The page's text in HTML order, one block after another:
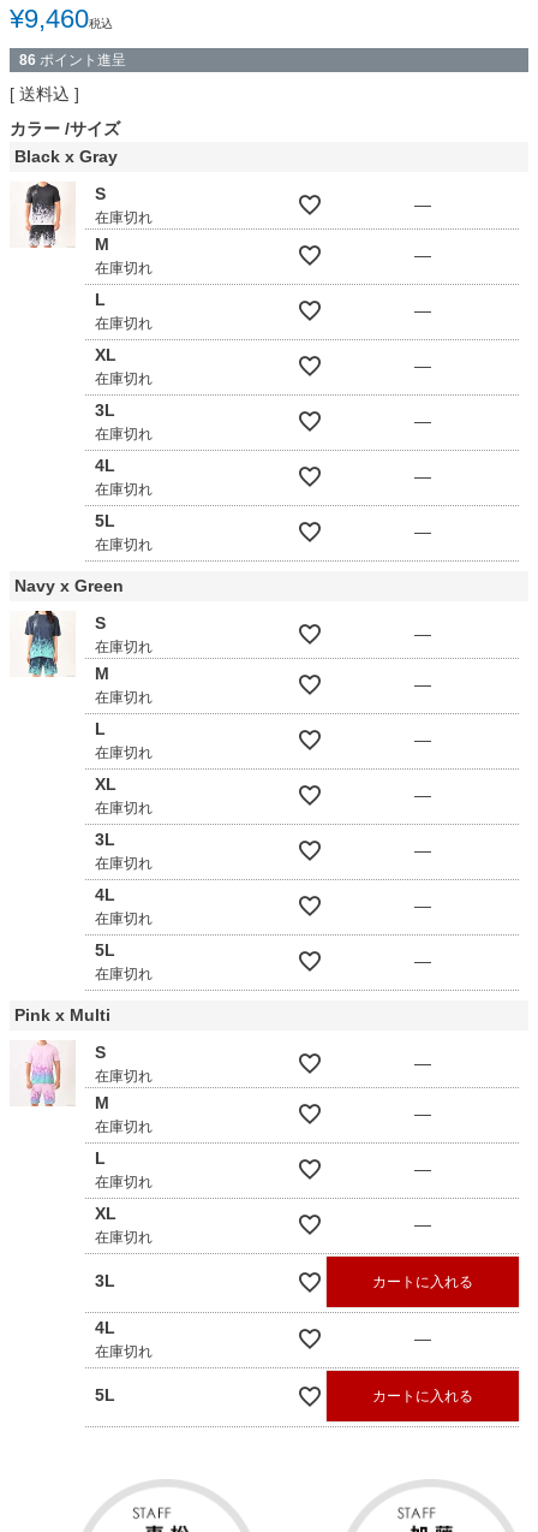
¥9,460税込
86 ポイント進呈
送料込
カラー サイズ
Black x Gray
S
在庫切れ
—
M
在庫切れ
—
L
在庫切れ
—
XL
在庫切れ
—
3L
在庫切れ
—
4L
在庫切れ
—
5L
在庫切れ
—
Navy x Green
S
在庫切れ
—
M
在庫切れ
—
L
在庫切れ
—
XL
在庫切れ
—
3L
在庫切れ
—
4L
在庫切れ
—
5L
在庫切れ
—
Pink x Multi
S
在庫切れ
—
M
在庫切れ
—
L
在庫切れ
—
XL
在庫切れ
—
3L カートに入れる
4L
在庫切れ
—
5L カートに入れる